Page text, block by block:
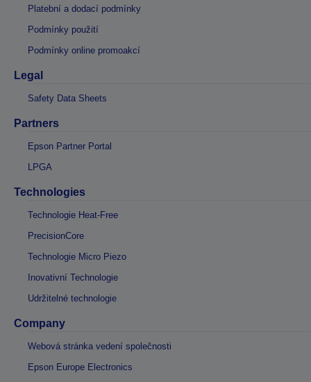
Platební a dodací podmínky
Podmínky použití
Podmínky online promoakcí
Legal
Safety Data Sheets
Partners
Epson Partner Portal
LPGA
Technologies
Technologie Heat-Free
PrecisionCore
Technologie Micro Piezo
Inovativní Technologie
Udržitelné technologie
Company
Webová stránka vedení společnosti
Epson Europe Electronics